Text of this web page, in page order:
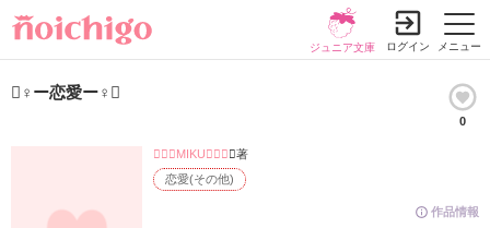
メニュー
ジュニア文庫 ログイン
♀ー恋愛ー♀
0
作品情報
恋愛(その他)
MIKU／著